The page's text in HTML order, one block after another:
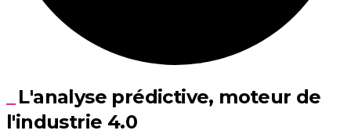
L'analyse prédictive, moteur de
l'industrie 4.0